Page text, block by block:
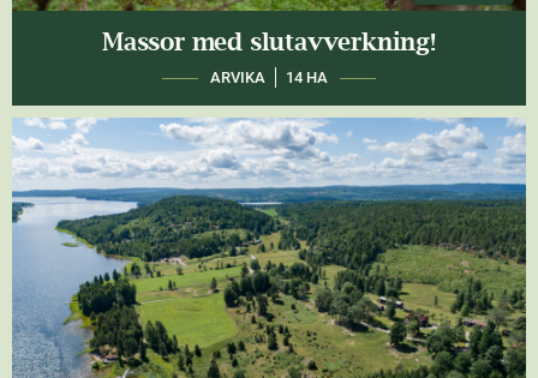
Massor med slutavverkning!
ARVIKA 14 HA